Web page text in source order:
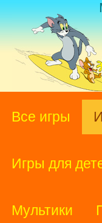
Все игры
Игры для
Мультики